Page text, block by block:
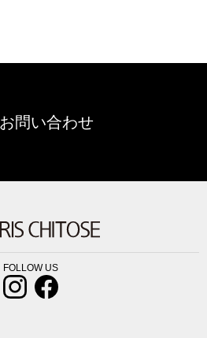
お問い合わせ
FOLLOW US